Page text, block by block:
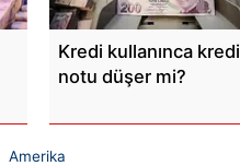
Kredi kullanınca kredi
notu düşer mi?
Amerika